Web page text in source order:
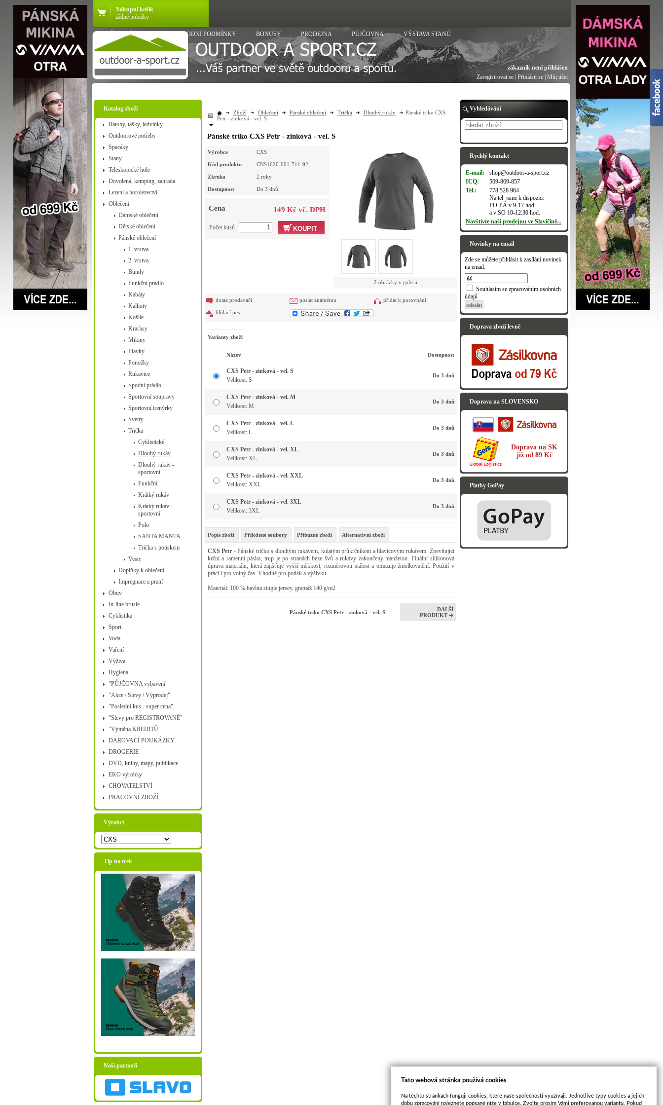
Nákupní košík
žádné položky
VŠE O NÁKUPU OBCHODNÍ PODMÍNKY BONUSY PRODEJNA PŮJČOVNA VÝSTAVA STANŮ
zákazník není přihlášen
Zaregistrovat se| Přihlásit se| Můj účet
Katalog zboží
Batohy, tašky, ledvinky
Outdoorové potřeby
Spacáky
Stany
Teleskopické hole
Dovolená, kemping, zahrada
Lezení a horolezectví
Oblečení
Dámské oblečení
Dětské oblečení
Pánské oblečení
1. vrstva
2. vrstva
Bundy
Funkční prádlo
Kabáty
Kalhoty
Košile
Kraťasy
Mikiny
Plavky
Ponožky
Rukavice
Spodní prádlo
Sportovní soupravy
Sportovní trenýrky
Svetry
Trička
Cyklistické
Dlouhý rukáv
Dlouhý rukáv -
sportovní
Funkční
Krátký rukáv
Krátký rukáv -
sportovní
Polo
SANTA MANTA
Trička s potiskem
Vesty
Doplňky k oblečení
Impregnace a praní
Obuv
In-line brusle
Cyklistika
Sport
Voda
Vaření
Výživa
Hygiena
"PŮJČOVNA vybavení"
"Akce / Slevy / Výprodej"
"Poslední kus - super cena"
"Slevy pro REGISTROVANÉ"
"Výměna KREDITŮ"
DAROVACÍ POUKÁZKY
DROGERIE
DVD, knihy, mapy, publikace
EKO výrobky
CHOVATELSTVÍ
PRACOVNÍ ZBOŽÍ
Výrobci
Tip na trek
Naši partneři
Zboží Oblečení Pánské oblečení Trička Dlouhý rukáv
Pánské triko CXS
Petr - zinková - vel. S
Pánské triko CXS Petr - zinková - vel. S
Výrobce CXS
Kód produktu CNS1620-001-711-92
Záruka 2 roky
Dostupnost Do 3 dnů
Cena 149 Kč vč. DPH
KOUPIT
Počet kusů
2 obrázky v galerii
dotaz prodavači poslat známému přidat k porovnání
hlídací pes
Varianty zboží
Název Dostupnost
CXS Petr - zinková - vel. S
Velikost: S
Do 3 dnů
CXS Petr - zinková - vel. M
Velikost: M
Do 3 dnů
CXS Petr - zinková - vel. L
Velikost: L
Do 3 dnů
CXS Petr - zinková - vel. XL
Velikost: XL
Do 3 dnů
CXS Petr - zinková - vel. XXL
Velikost: XXL
Do 3 dnů
CXS Petr - zinková - vel. 3XL
Velikost: 3XL
Do 3 dnů
Popis zboží Přiložené soubory Příbuzné zboží Alternativní zboží
CXS Petr - Pánské tričko s dlouhým rukávem, kulatým průkrčníkem a hlavicovým rukávem. Zpevňující
krční a ramenní páska, trup je po stranách beze švů a rukávy zakončeny manžetou. Finální silikonová
úprava materiálu, která zajišťuje vyšší měkkost, rozměrovou stálost a omezuje žmolkovatění. Použití v
práci i pro volný čas. Vhodné pro potisk a výšivku.
Materiál: 100 % bavlna single jersey, gramáž 140 g/m2
Pánské triko CXS Petr - zinková - vel. S
DALŠÍ
PRODUKT
Vyhledávání
Rychlý kontakt
E-mail:
shop@outdoor-a-sport.cz
ICQ:
569-869-857
Tel.:
778 528 964
Na tel. jsme k dispozici
PO-PÁ v 9-17 hod
a v SO 10-12:30 hod.
Navštivte naši prodejnu ve Slavičíně...
Novinky na email
Zde se můžete přihlásit k zasílání novinek
na email.
Souhlasím se zpracováním osobních
údajů
odeslat
Doprava zboží levně
Doprava na SLOVENSKO
Doprava na SK
již od 89 Kč
Platby GoPay
Tato webová stránka používá cookies
Na těchto stránkách fungují cookies, které naše společnosti využívají. Jednotlivé typy cookies a jejich
dobu zpracování naleznete popsané níže v tabulce. Zvolte prosím Vámi preferovanou variantu. Pokud